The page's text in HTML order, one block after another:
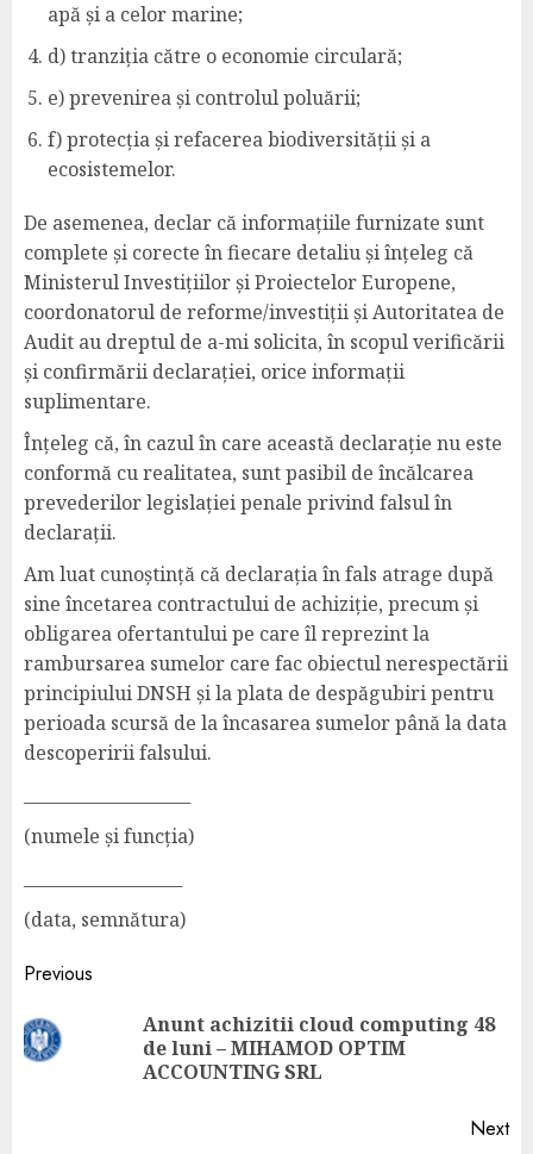
apă și a celor marine;
d) tranziția către o economie circulară;
e) prevenirea și controlul poluării;
f) protecția și refacerea biodiversității și a
ecosistemelor.
De asemenea, declar că informațiile furnizate sunt
complete și corecte în fiecare detaliu și înțeleg că
Ministerul Investițiilor și Proiectelor Europene,
coordonatorul de reforme/investiții și Autoritatea de
Audit au dreptul de a-mi solicita, în scopul verificării
și confirmării declarației, orice informații
suplimentare.
Înțeleg că, în cazul în care această declarație nu este
conformă cu realitatea, sunt pasibil de încălcarea
prevederilor legislației penale privind falsul în
declarații.
Am luat cunoștință că declarația în fals atrage după
sine încetarea contractului de achiziție, precum și
obligarea ofertantului pe care îl reprezint la
rambursarea sumelor care fac obiectul nerespectării
principiului DNSH și la plata de despăgubiri pentru
perioada scursă de la încasarea sumelor până la data
descoperirii falsului.
(numele și funcția)
(data, semnătura)
Previous
Anunt achizitii cloud computing 48
de luni – MIHAMOD OPTIM
ACCOUNTING SRL
Next